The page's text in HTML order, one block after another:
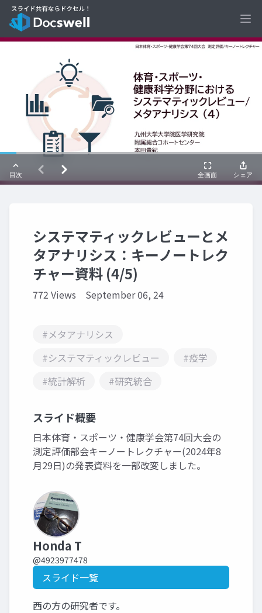
システマティックレビューとメ
タアナリシス：キーノートレク
チャー資料 (4/5)
772 Views September 06, 24
#メタアナリシス
#システマティックレビュー
#疫学
#統計解析
#研究統合
スライド概要
日本体育・スポーツ・健康学会第74回大会の
測定評価部会キーノートレクチャー(2024年8
月29日)の発表資料を一部改変しました。
Honda T
@4923977478
スライド一覧
西の方の研究者です。